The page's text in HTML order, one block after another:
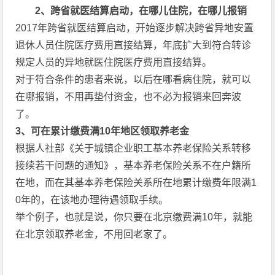
2、跨省就医结算启动，在哪儿住院，在哪儿报销
2017年跨省就医结算启动，开始逐步解决跨省异地安置
退休人员住院医疗费用直接结算，年底扩大到符合转诊
规定人员的异地就医住院医疗费用直接结算。
对于符合条件的患者来说，以后在哪看病住院，就可以
在哪报销，不用再垫付资金，也不必为报销来回奔波
了。
3、可在累计缴费满10年地区领取养老金
根据人社部《关于城镇企业职工基本养老保险关系转移
接续若干问题的通知》，基本养老保险关系不在户籍所
在地，而在其基本养老保险关系所在地累计缴费年限满1
0年的，在该地办理待遇领取手续。
举个例子，也就是说，你只要在北京缴费满10年，就能
在北京领取养老金，不用回老家了。